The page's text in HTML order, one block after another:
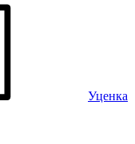
Уценка